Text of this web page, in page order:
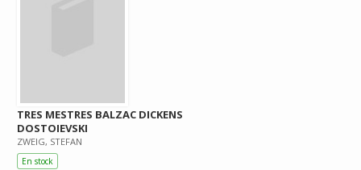
TRES MESTRES BALZAC DICKENS
DOSTOIEVSKI
ZWEIG, STEFAN
En stock